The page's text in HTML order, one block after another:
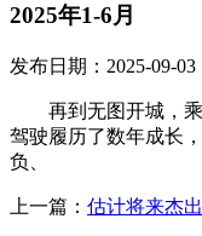
2025年1-6月
发布日期：2025-09-03
再到无图开城，乘
驾驶履历了数年成长
负、
上一篇： 估计将来杰